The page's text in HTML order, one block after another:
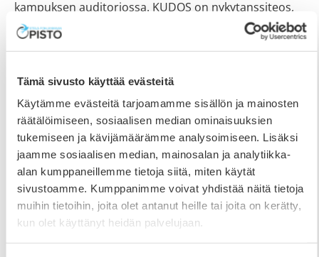
Tämä sivusto käyttää evästeitä
Käytämme evästeitä tarjoamamme sisällön ja mainosten
räätälöimiseen, sosiaalisen median ominaisuuksien
tukemiseen ja kävijämäärämme analysoimiseen. Lisäksi
jaamme sosiaalisen median, mainosalan ja analytiikka-
alan kumppaneillemme tietoja siitä, miten käytät
sivustoamme. Kumppanimme voivat yhdistää näitä tietoja
muihin tietoihin, joita olet antanut heille tai joita on kerätty,
kun olet käyttänyt heidän palvelujaan.
kampuksen auditoriossa. KUDOS on nykytanssiteos,
jossa yhteen kietoutuu yksinäisyys ja kohtaaminen.
Yksinäisyys hävettää, uuvuttaa ja lamauttaa, mutta
kudoksia, joissa elämämme kietoutuu yhteen. Joskus
tarvitaan ojentamista ja toisinaan